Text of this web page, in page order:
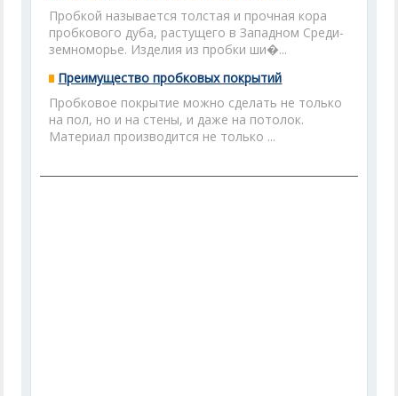
Пробкой называется толстая и прочная кора
пробкового дуба, растущего в Западном Среди­
земноморье. Изделия из пробки ши�...
Преимущество пробковых покрытий
Пробковое покрытие можно сделать не только
на пол, но и на стены, и даже на потолок.
Материал производится не только ...